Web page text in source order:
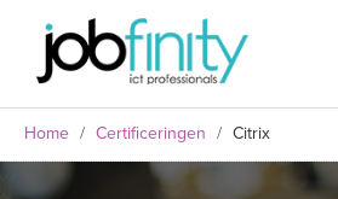
Home / Certificeringen / Citrix